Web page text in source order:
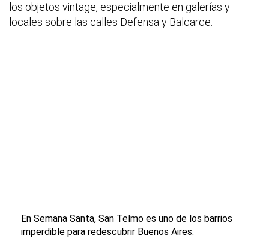
los objetos vintage, especialmente en galerías y
locales sobre las calles Defensa y Balcarce.
En Semana Santa, San Telmo es uno de los barrios
imperdible para redescubrir Buenos Aires.